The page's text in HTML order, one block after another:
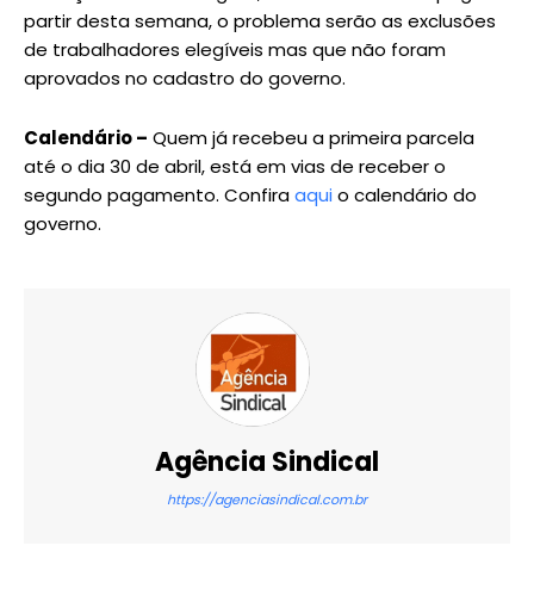
partir desta semana, o problema serão as exclusões
de trabalhadores elegíveis mas que não foram
aprovados no cadastro do governo.
Calendário – Quem já recebeu a primeira parcela
até o dia 30 de abril, está em vias de receber o
segundo pagamento. Confiraaquio calendário do
governo.
Agência Sindical
https://agenciasindical.com.br